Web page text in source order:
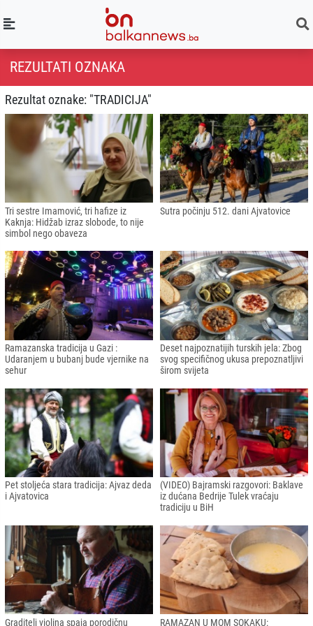
REZULTATI OZNAKA
Rezultat oznake: "TRADICIJA"
Tri sestre Imamović, tri hafize iz
Kaknja: Hidžab izraz slobode, to nije
simbol nego obaveza
Sutra počinju 512. dani Ajvatovice
Ramazanska tradicija u Gazi :
Udaranjem u bubanj bude vjernike na
sehur
Deset najpoznatijih turskih jela: Zbog
svog specifičnog ukusa prepoznatljivi
širom svijeta
Pet stoljeća stara tradicija: Ajvaz deda
i Ajvatovica
(VIDEO) Bajramski razgovori: Baklave
iz dućana Bedrije Tulek vraćaju
tradiciju u BiH
Graditelj violina spaja porodičnu RAMAZAN U MOM SOKAKU: